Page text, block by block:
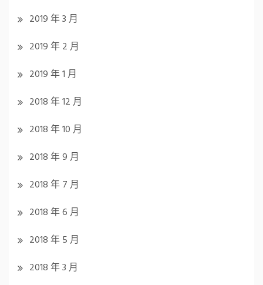
2019 年 3 月
2019 年 2 月
2019 年 1 月
2018 年 12 月
2018 年 10 月
2018 年 9 月
2018 年 7 月
2018 年 6 月
2018 年 5 月
2018 年 3 月